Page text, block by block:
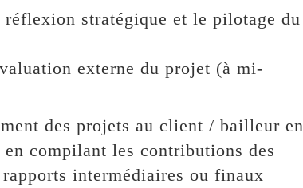
stratégique et le pilotage du
externe du projet (à mi-
des projets au client / bailleur en
compilant les contributions des
intermédiaires ou finaux